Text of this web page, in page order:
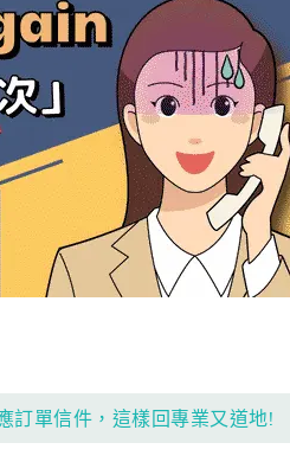
訂單信件，這樣回專業又道地!